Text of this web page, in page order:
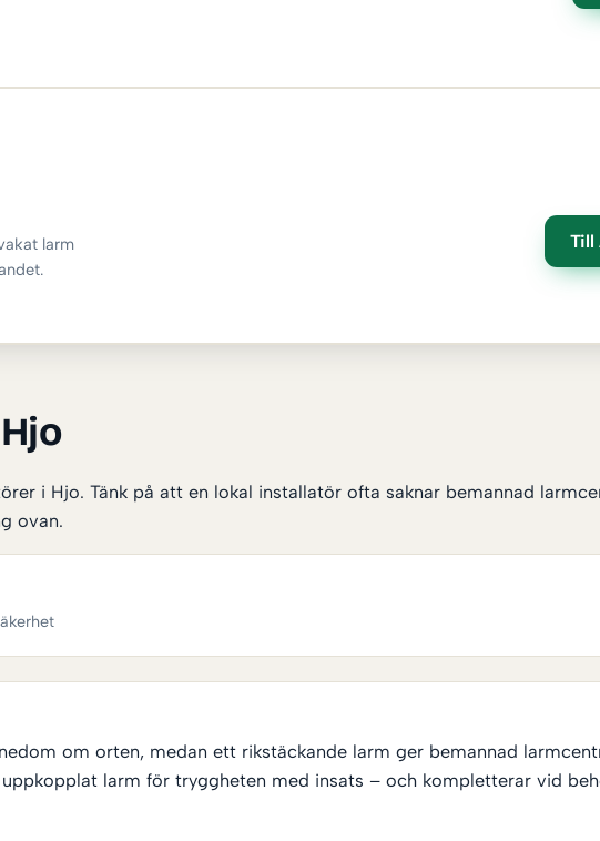
larm
Till
i Hjo. Tänk på att en lokal installatör ofta saknar bemannad
ovan.
om orten, medan ett rikstäckande larm ger bemannad
larm för tryggheten med insats – och kompletterar vid